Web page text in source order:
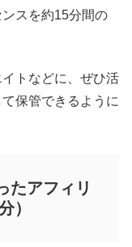
スを約15分間の
トなどに、ぜひ活
保管できるように
たアフィリ
）